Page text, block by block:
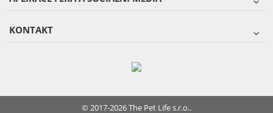
KONTAKT
© 2017-2026 The Pet Life s.r.o..